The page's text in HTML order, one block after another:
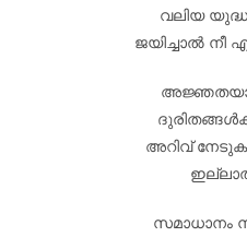
വലിയ
ജയിച്ചാൽ നീ
അറിവ്
സമാധാനം